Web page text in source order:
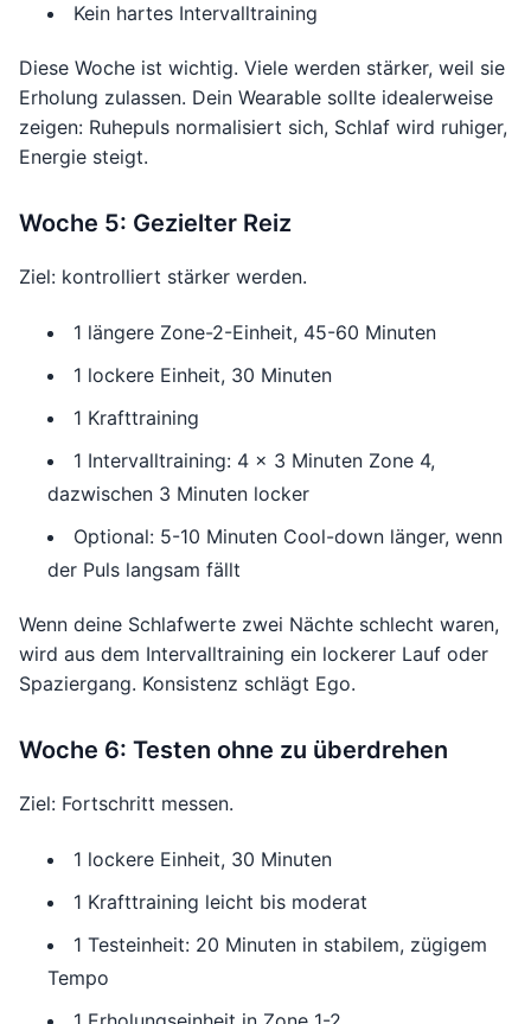
Kein hartes Intervalltraining
Diese Woche ist wichtig. Viele werden stärker, weil sie
Erholung zulassen. Dein Wearable sollte idealerweise
zeigen: Ruhepuls normalisiert sich, Schlaf wird ruhiger,
Energie steigt.
Woche 5: Gezielter Reiz
Ziel: kontrolliert stärker werden.
1 längere Zone-2-Einheit, 45-60 Minuten
1 lockere Einheit, 30 Minuten
1 Krafttraining
1 Intervalltraining: 4 x 3 Minuten Zone 4,
dazwischen 3 Minuten locker
Optional: 5-10 Minuten Cool-down länger, wenn
der Puls langsam fällt
Wenn deine Schlafwerte zwei Nächte schlecht waren,
wird aus dem Intervalltraining ein lockerer Lauf oder
Spaziergang. Konsistenz schlägt Ego.
Woche 6: Testen ohne zu überdrehen
Ziel: Fortschritt messen.
1 lockere Einheit, 30 Minuten
1 Krafttraining leicht bis moderat
1 Testeinheit: 20 Minuten in stabilem, zügigem
Tempo